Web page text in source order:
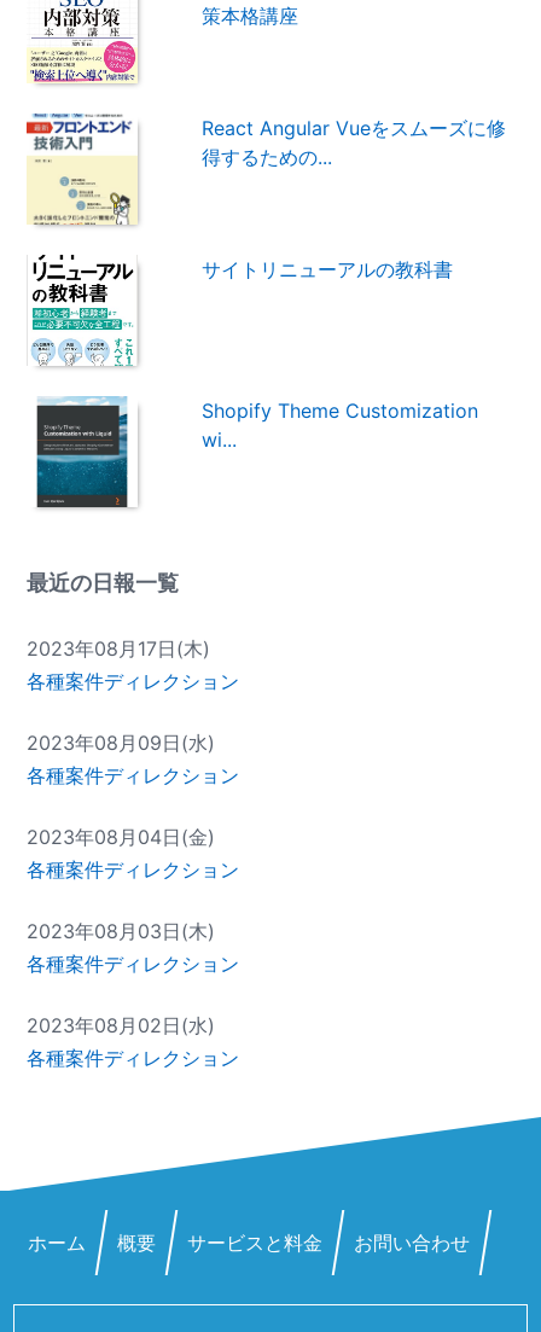
策本格講座
React Angular Vueをスムーズに修
得するための...
サイトリニューアルの教科書
Shopify Theme Customization
wi...
最近の日報一覧
2023年08月17日(木)
各種案件ディレクション
2023年08月09日(水)
各種案件ディレクション
2023年08月04日(金)
各種案件ディレクション
2023年08月03日(木)
各種案件ディレクション
2023年08月02日(水)
各種案件ディレクション
ホーム 概要 サービスと料金 お問い合わせ